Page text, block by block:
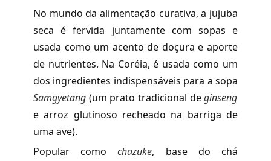
No mundo da alimentação curativa, a jujuba
seca é fervida juntamente com sopas e
usada como um acento de doçura e aporte
de nutrientes. Na Coréia, é usada como um
dos ingredientes indispensáveis para a sopa
Samgyetang (um prato tradicional deginseng
e arroz glutinoso recheado na barriga de
uma ave).
Popular como chazuke, base do chá